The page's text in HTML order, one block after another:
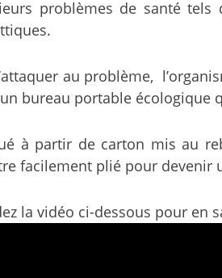
problèmes de santé
au problème,
bureau portable écologique
à partir de carton mis au
facilement plié pour devenir
la vidéo ci-dessous pour en